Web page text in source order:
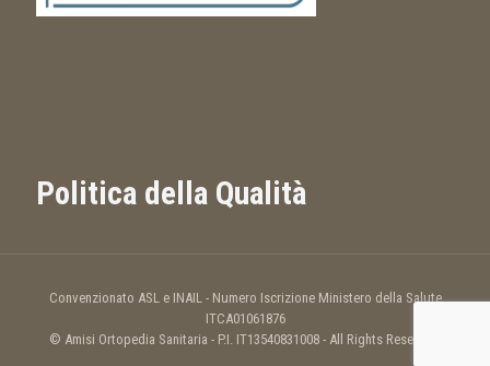
Politica della Qualità
Convenzionato ASL e INAIL - Numero Iscrizione Ministero della Salute
ITCA01061876
© Amisi Ortopedia Sanitaria - P.I. IT13540831008 - All Rights Reserved.